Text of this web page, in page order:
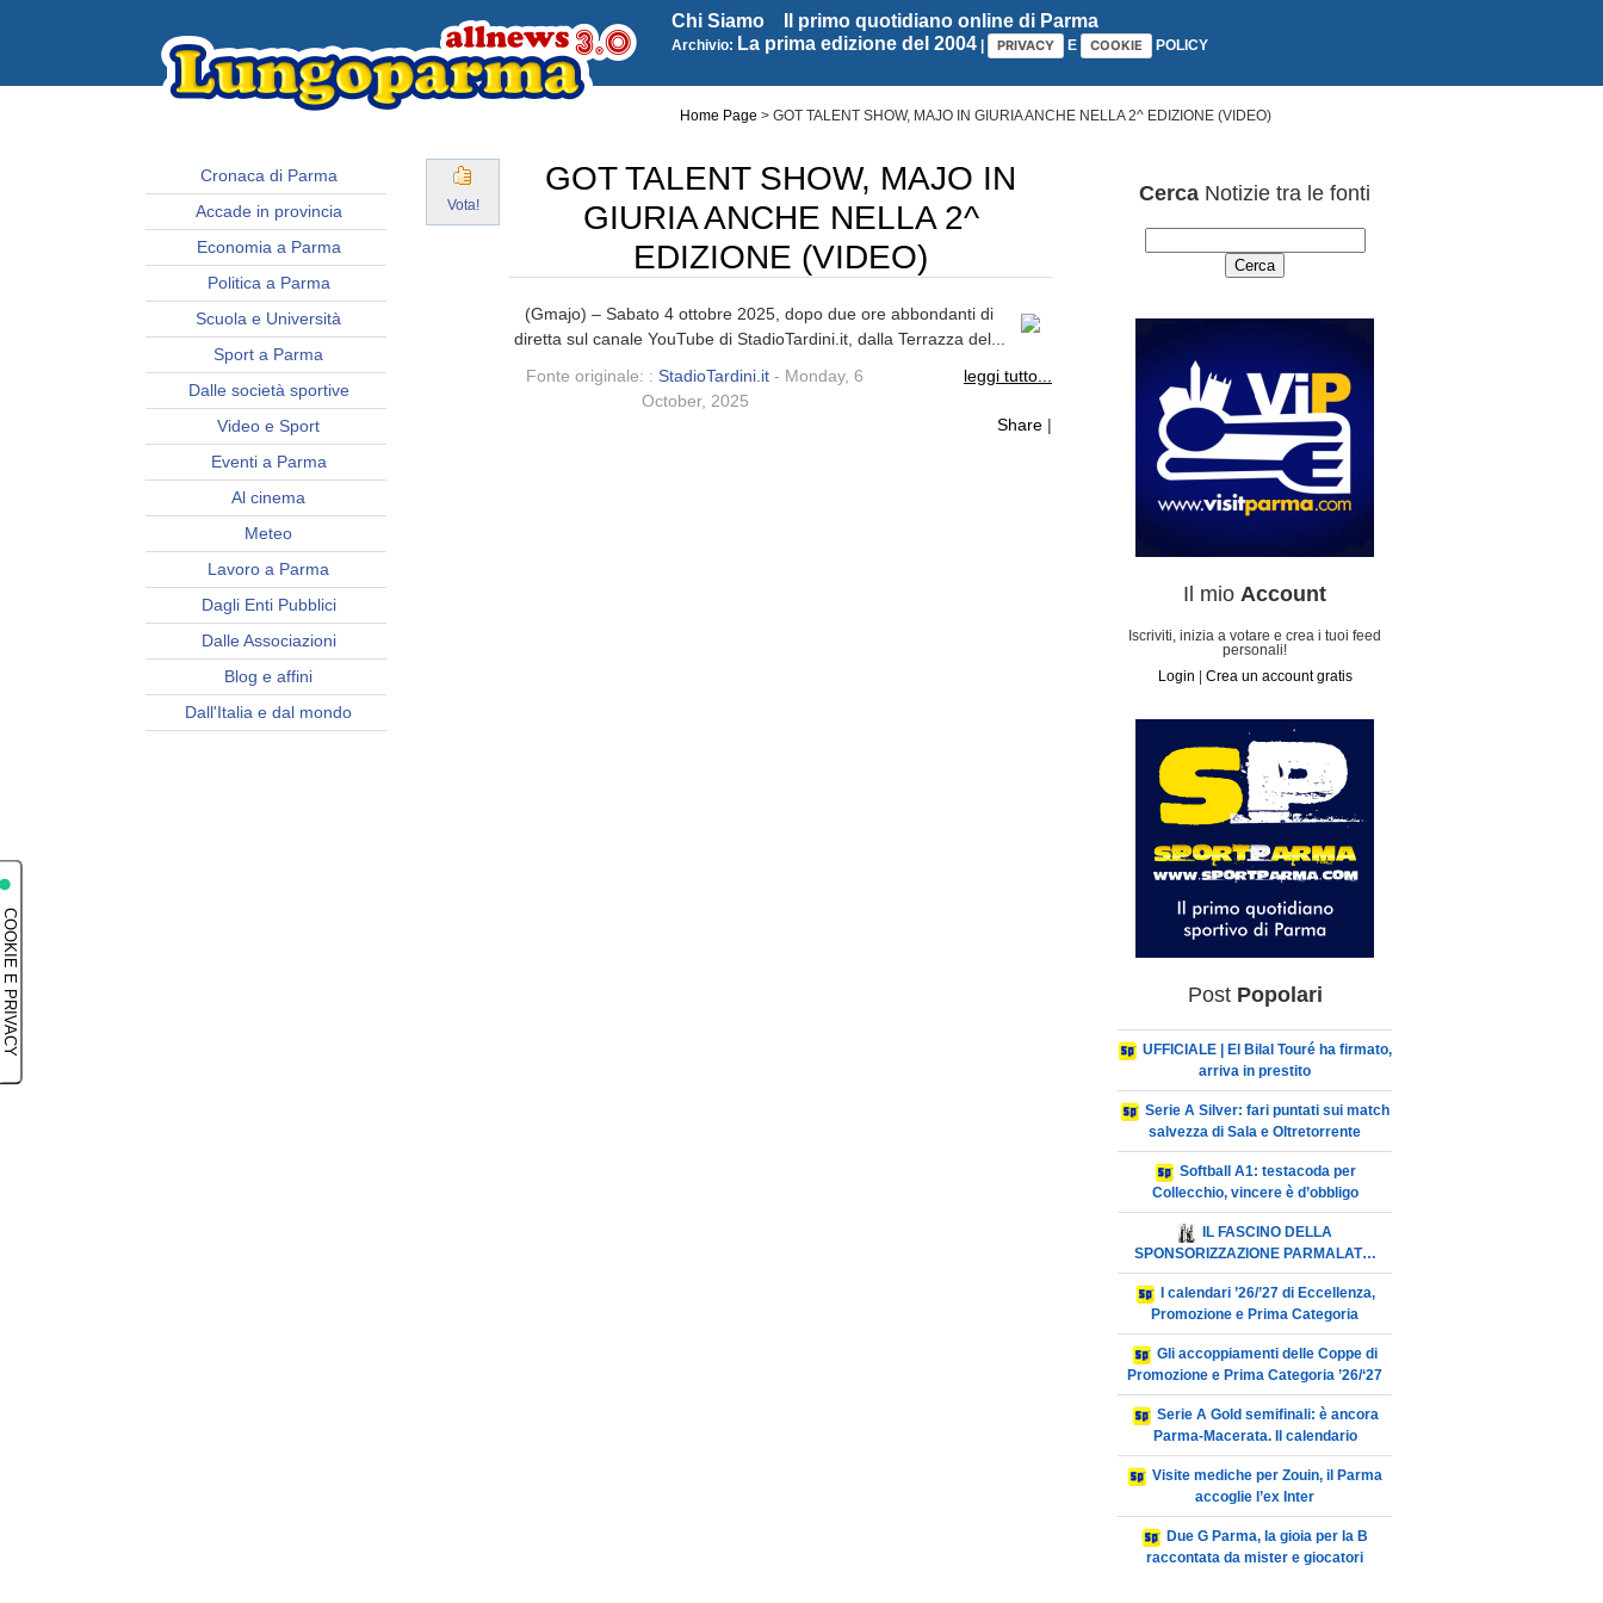
Chi Siamo Il primo quotidiano online di Parma
Archivio: La prima edizione del 2004 | PRIVACY E COOKIE POLICY
Home Page > GOT TALENT SHOW, MAJO IN GIURIA ANCHE NELLA 2^ EDIZIONE (VIDEO)
Cronaca di Parma
Accade in provincia
Economia a Parma
Politica a Parma
Scuola e Università
Sport a Parma
Dalle società sportive
Video e Sport
Eventi a Parma
Al cinema
Meteo
Lavoro a Parma
Dagli Enti Pubblici
Dalle Associazioni
Blog e affini
Dall'Italia e dal mondo
Vota!
GOT TALENT SHOW, MAJO IN
GIURIA ANCHE NELLA 2^
EDIZIONE (VIDEO)
(Gmajo) – Sabato 4 ottobre 2025, dopo due ore abbondanti di
diretta sul canale YouTube di StadioTardini.it, dalla Terrazza del...
leggi tutto...
Share |
Fonte originale: : StadioTardini.it - Monday, 6
October, 2025
Cerca Notizie tra le fonti
Il mio Account
Iscriviti, inizia a votare e crea i tuoi feed
personali!
Login
Crea un account gratis
Post Popolari
UFFICIALE | El Bilal Touré ha firmato,
arriva in prestito
Serie A Silver: fari puntati sui match
salvezza di Sala e Oltretorrente
Softball A1: testacoda per
Collecchio, vincere è d’obbligo
IL FASCINO DELLA
SPONSORIZZAZIONE PARMALAT…
I calendari ’26/’27 di Eccellenza,
Promozione e Prima Categoria
Gli accoppiamenti delle Coppe di
Promozione e Prima Categoria ’26/‘27
Serie A Gold semifinali: è ancora
Parma-Macerata. Il calendario
Visite mediche per Zouin, il Parma
accoglie l’ex Inter
Due G Parma, la gioia per la B
raccontata da mister e giocatori